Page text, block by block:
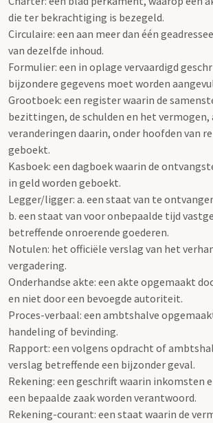
die ter bekrachtiging is bezegeld.
Circulaire: een aan meer dan één
van dezelfde inhoud.
Formulier: een in oplage vervaardigd
bijzondere gegevens moet worden
Grootboek: een register waarin de
bezittingen, de schulden en het vermogen,
veranderingen daarin, onder hoofden van
geboekt.
Kasboek: een dagboek waarin de
in geld worden geboekt.
Legger/ligger: a. een staat van te
b. een staat van voor onbepaalde tijd
betreffende onroerende goederen.
Notulen: het officiële verslag van het
vergadering.
Onderhandse akte: een akte opgemaakt
en niet door een bevoegde autoriteit.
Proces-verbaal: een ambtshalve
handeling of bevinding.
Rapport: een volgens opdracht of
verslag betreffende een bijzonder geval.
Rekening: een geschrift waarin inkomsten
een bepaalde zaak worden verantwoord.
Rekening-courant: een staat waarin de